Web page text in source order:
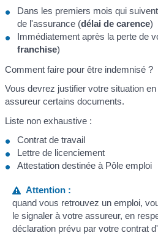
Dans les premiers mois qui
de l'assurance (délai de carence)
Immédiatement après la perte de
franchise)
Comment faire pour être indemnisé ?
Vous devrez justifier votre situation
assureur certains documents.
Liste non exhaustive :
Contrat de travail
Lettre de licenciement
Attestation destinée à Pôle emploi
Attention :
quand vous retrouvez un emploi,
le signaler à votre assureur, en
déclaration prévu par votre contrat